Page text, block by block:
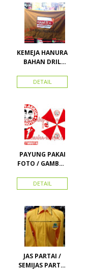
KEMEJA HANURA
BAHAN DRIL
HANURA
DETAIL
PAYUNG PAKAI
FOTO / GAMBAR
KAMPANYE,
PARTAI DAN
DETAIL
JAS PARTAI /
SEMIJAS PARTAI